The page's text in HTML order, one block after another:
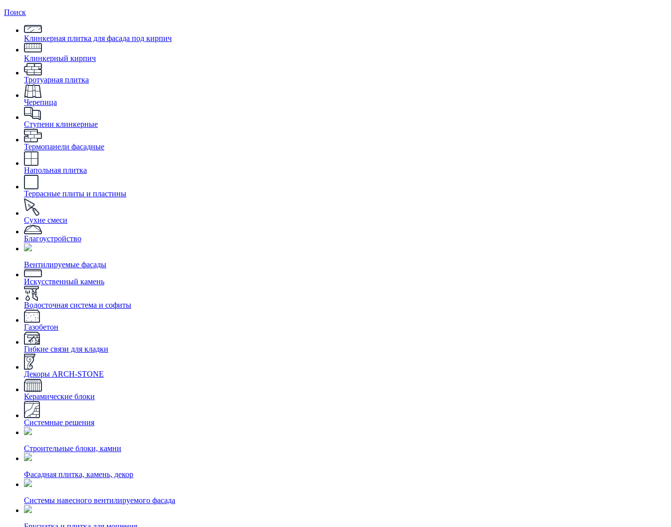
Поиск
Клинкерная плитка для фасада под кирпич
Клинкерный кирпич
Тротуарная плитка
Черепица
Ступени клинкерные
Термопанели фасадные
Напольная плитка
Террасные плиты и пластины
Сухие смеси
Благоустройство
Вентилируемые фасады
Искусственный камень
Водосточная система и софиты
Газобетон
Гибкие связи для кладки
Декоры ARCH-STONE
Керамические блоки
Системные решения
Строительные блоки, камни
Фасадная плитка, камень, декор
Системы навесного вентилируемого фасада